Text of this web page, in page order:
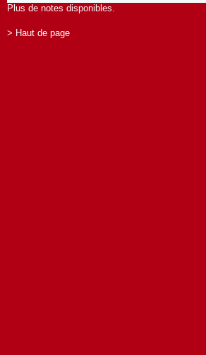
Plus de notes disponibles.
> Haut de page